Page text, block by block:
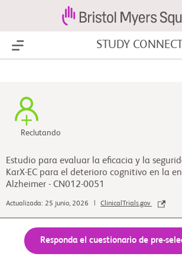
Show Menu STUDY CONNECT
Reclutando
Estudio para evaluar la eficacia y la
KarX-EC para el deterioro cognitivo en la
Alzheimer - CN012-0051
Actualizada: 25 junio, 2026 | ClinicalTrials.gov
Responda el cuestionario de pre-